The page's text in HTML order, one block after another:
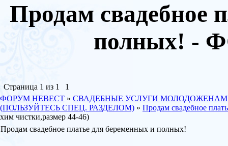
Продам свадебное
полных! -
Страница 1 из 1
1
ФОРУМ НЕВЕСТ » СВАДЕБНЫЕ УСЛУГИ МОЛОДОЖЕНАМ
(ПОЛЬЗУЙТЕСЬ СПЕЦ. РАЗДЕЛОМ) » Продам свадебное
хим чистки,размер 44-46)
Продам свадебное платье для беременных и полных!